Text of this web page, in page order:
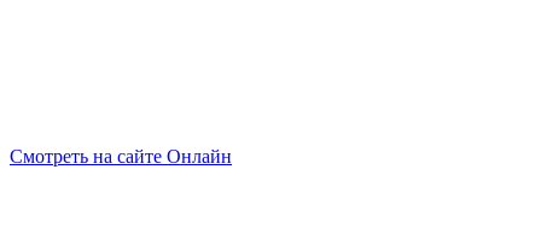
Смотреть на сайте Онлайн